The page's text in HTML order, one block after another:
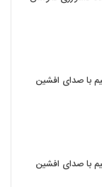
با صدای افشین
با صدای افشین